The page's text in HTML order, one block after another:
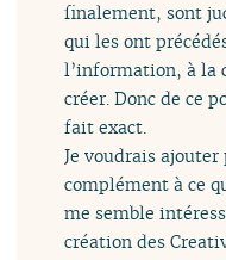
finalement, sont
qui les ont
l’information, à la
créer. Donc de ce
fait exact.
Je voudrais
complément à ce
me semble
création des